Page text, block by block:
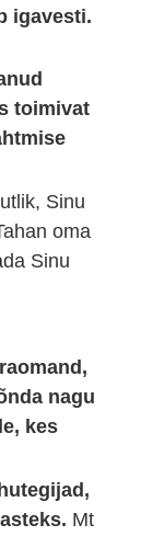
igavesti.
toimivat
Sinu
oma
Sinu
nagu
kes
Mt